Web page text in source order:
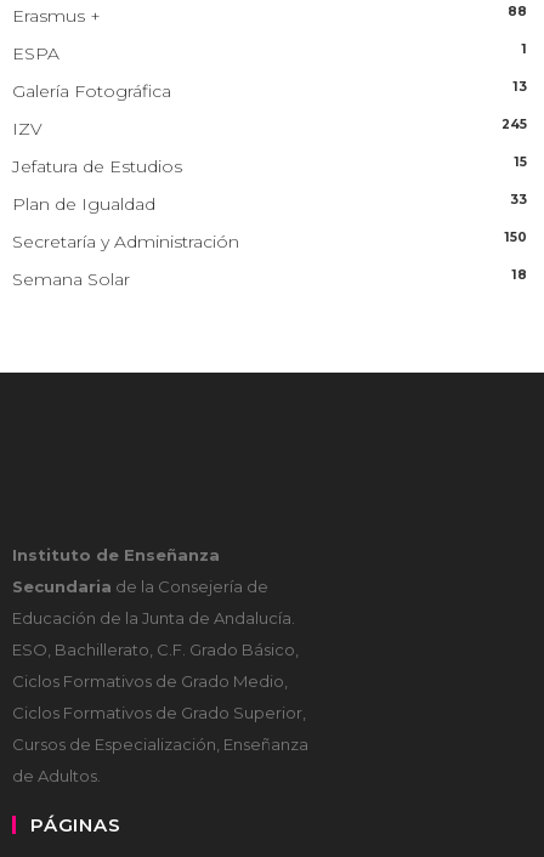
Erasmus + 88
ESPA 1
Galería Fotográfica 13
IZV 245
Jefatura de Estudios 15
Plan de Igualdad 33
Secretaría y Administración 150
Semana Solar 18
Instituto de Enseñanza
Secundaria de la Consejería de
Educación de la Junta de Andalucía.
ESO, Bachillerato, C.F. Grado Básico,
Ciclos Formativos de Grado Medio,
Ciclos Formativos de Grado Superior,
Cursos de Especialización, Enseñanza
de Adultos.
PÁGINAS